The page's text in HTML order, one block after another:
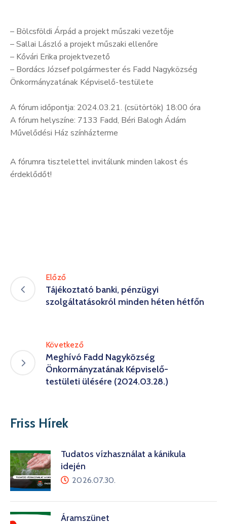
– Bölcsföldi Árpád a projekt műszaki vezetője
– Sallai László a projekt műszaki ellenőre
– Kővári Erika projektvezető
– Bordács József polgármester és Fadd Nagyközség
Önkormányzatának Képviselő-testülete
A fórum időpontja: 2024.03.21. (csütörtök) 18:00 óra
A fórum helyszíne: 7133 Fadd, Béri Balogh Ádám
Művelődési Ház színházterme
A fórumra tisztelettel invitálunk minden lakost és
érdeklődőt!
Előző
Tájékoztató banki, pénzügyi
szolgáltatásokról minden héten hétfőn
Következő
Meghívó Fadd Nagyközség
Önkormányzatának Képviselő-
testületi ülésére (2024.03.28.)
Friss Hírek
Tudatos vízhasználat a kánikula
idején
2026.07.30.
Áramszünet